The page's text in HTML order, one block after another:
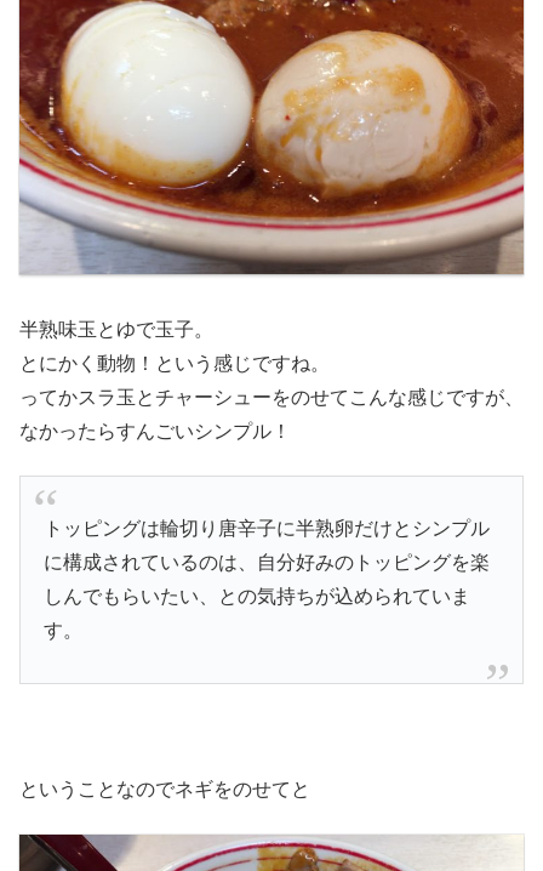
半熟味玉とゆで玉子。
とにかく動物！という感じですね。
ってかスラ玉とチャーシューをのせてこんな感じですが、
なかったらすんごいシンプル！
トッピングは輪切り唐辛子に半熟卵だけとシンプル
に構成されているのは、自分好みのトッピングを楽
しんでもらいたい、との気持ちが込められていま
す。
ということなのでネギをのせてと